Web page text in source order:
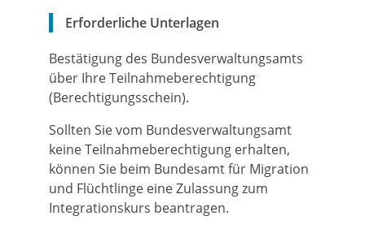
Erforderliche Unterlagen
Bestätigung des Bundesverwaltungsamts
über Ihre Teilnahmeberechtigung
(Berechtigungsschein).
Sollten Sie vom Bundesverwaltungsamt
keine Teilnahmeberechtigung erhalten,
können Sie beim Bundesamt für Migration
und Flüchtlinge eine Zulassung zum
Integrationskurs beantragen.